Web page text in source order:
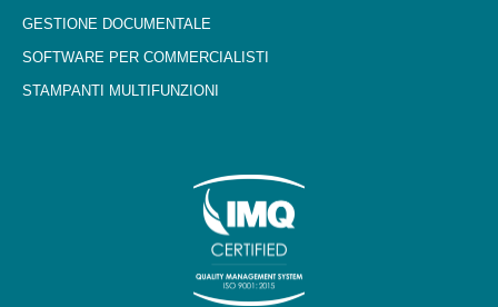
GESTIONE DOCUMENTALE
SOFTWARE PER COMMERCIALISTI
STAMPANTI MULTIFUNZIONI